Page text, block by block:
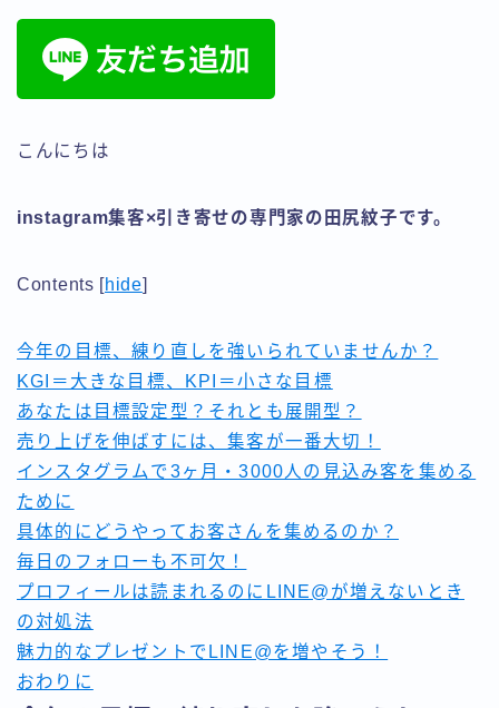
☆Instagram集客アカデミー
☆第３期特典☆ Instagram集客アカデミー 強化合宿
宿セミナーダイジェスト版
スタートアップの方
デモプリセット記事 #6
デモプリセット記事 Part04
デモプリセット記事 Part04
デモプリセット記事 Part15
フェイスブックのお友達を増やす
プライバシーポリシー
プロフィール
ベーシック3ヶ月コース
マスター年間コース
利用規約／特定商取引法に基づく表記
有料記事の決済完了ページ
未来思考で創る引き寄せコーチング
運営者情報
こんにちは
instagram集客×引き寄せの専門家の田尻紋子です。
Contents [hide]
今年の目標、練り直しを強いられていませんか？
KGI＝大きな目標、KPI＝小さな目標
あなたは目標設定型？それとも展開型？
売り上げを伸ばすには、集客が一番大切！
インスタグラムで3ヶ月・3000人の見込み客を集める
ために
具体的にどうやってお客さんを集めるのか？
毎日のフォローも不可欠！
プロフィールは読まれるのにLINE@が増えないとき
の対処法
魅力的なプレゼントでLINE@を増やそう！
おわりに